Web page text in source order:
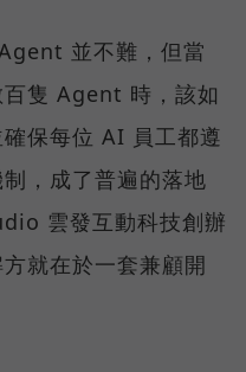
並不難，但當
隻 Agent 時，該如
保每位 AI 員工都遵
，成了普遍的落地
雲發互動科技創辦
就在於一套兼顧開